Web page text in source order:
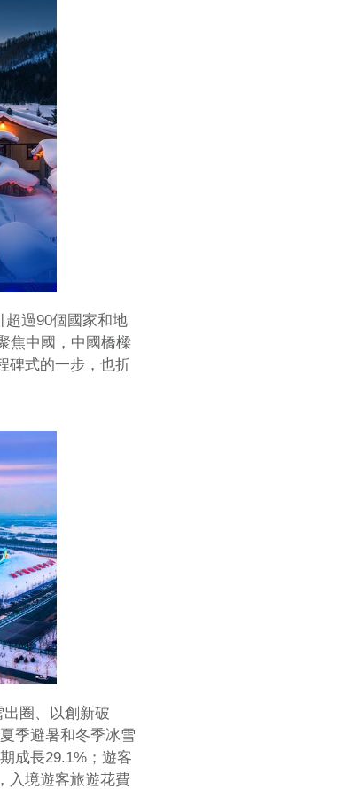
超過90個國家和地
焦中國，中國橋樑
碑式的一步，也折
圈、以創新破
季避暑和冬季冰雪
成長29.1%；遊客
入境遊客旅遊花費